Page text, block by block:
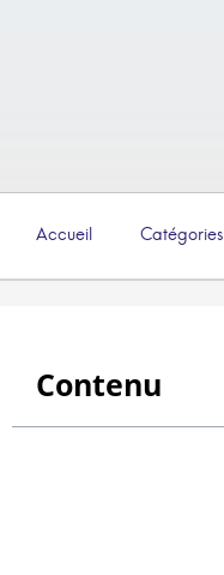
Accueil Catégories
Contenu